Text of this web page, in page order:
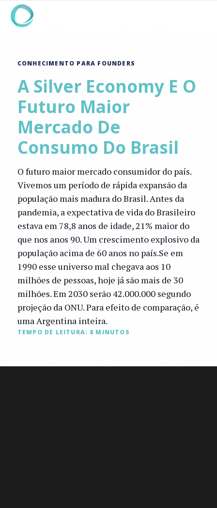
CONHECIMENTO PARA FOUNDERS
A Silver Economy E O
Futuro Maior
Mercado De
Consumo Do Brasil
O futuro maior mercado consumidor do país.
Vivemos um período de rápida expansão da
população mais madura do Brasil. Antes da
pandemia, a expectativa de vida do Brasileiro
estava em 78,8 anos de idade, 21% maior do
que nos anos 90. Um crescimento explosivo da
população acima de 60 anos no país.Se em
1990 esse universo mal chegava aos 10
milhões de pessoas, hoje já são mais de 30
milhões. Em 2030 serão 42.000.000 segundo
projeção da ONU. Para efeito de comparação, é
uma Argentina inteira.
TEMPO DE LEITURA: 8 MINUTOS